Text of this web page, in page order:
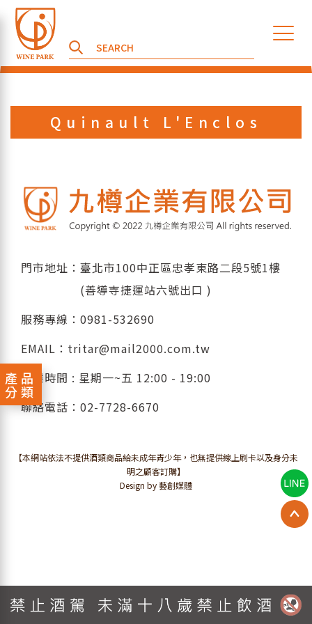
產品
分類
Quinault L'Enclos
門市地址：臺北市100中正區忠孝東路二段5號1樓
(善導寺捷運站六號出口 )
服務專線： 0981-532690
EMAIL： tritar@mail2000.com.tw
營業時間 : 星期一~五 12:00 - 19:00
聯絡電話： 02-7728-6670
【本網站依法不提供酒類商品給未成年青少年，也無提供線上刷卡以及身分未
明之顧客訂購】
Design by 藝創媒體